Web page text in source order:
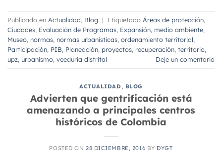
Publicado en Actualidad, Blog | Etiquetado Áreas de protección,
Ciudades, Evaluación de Programas, Expansión, medio ambiente,
Museo, normas, normas urbanísticas, ordenamiento territorial,
Participación, PIB, Planeación, proyectos, recuperación, territorio,
upz, urbanismo, veeduría distrital Deje un comentario
ACTUALIDAD, BLOG
Advierten que gentrificación está
amenazando a principales centros
históricos de Colombia
POSTED ON 28 DICIEMBRE, 2016 BY DYGT